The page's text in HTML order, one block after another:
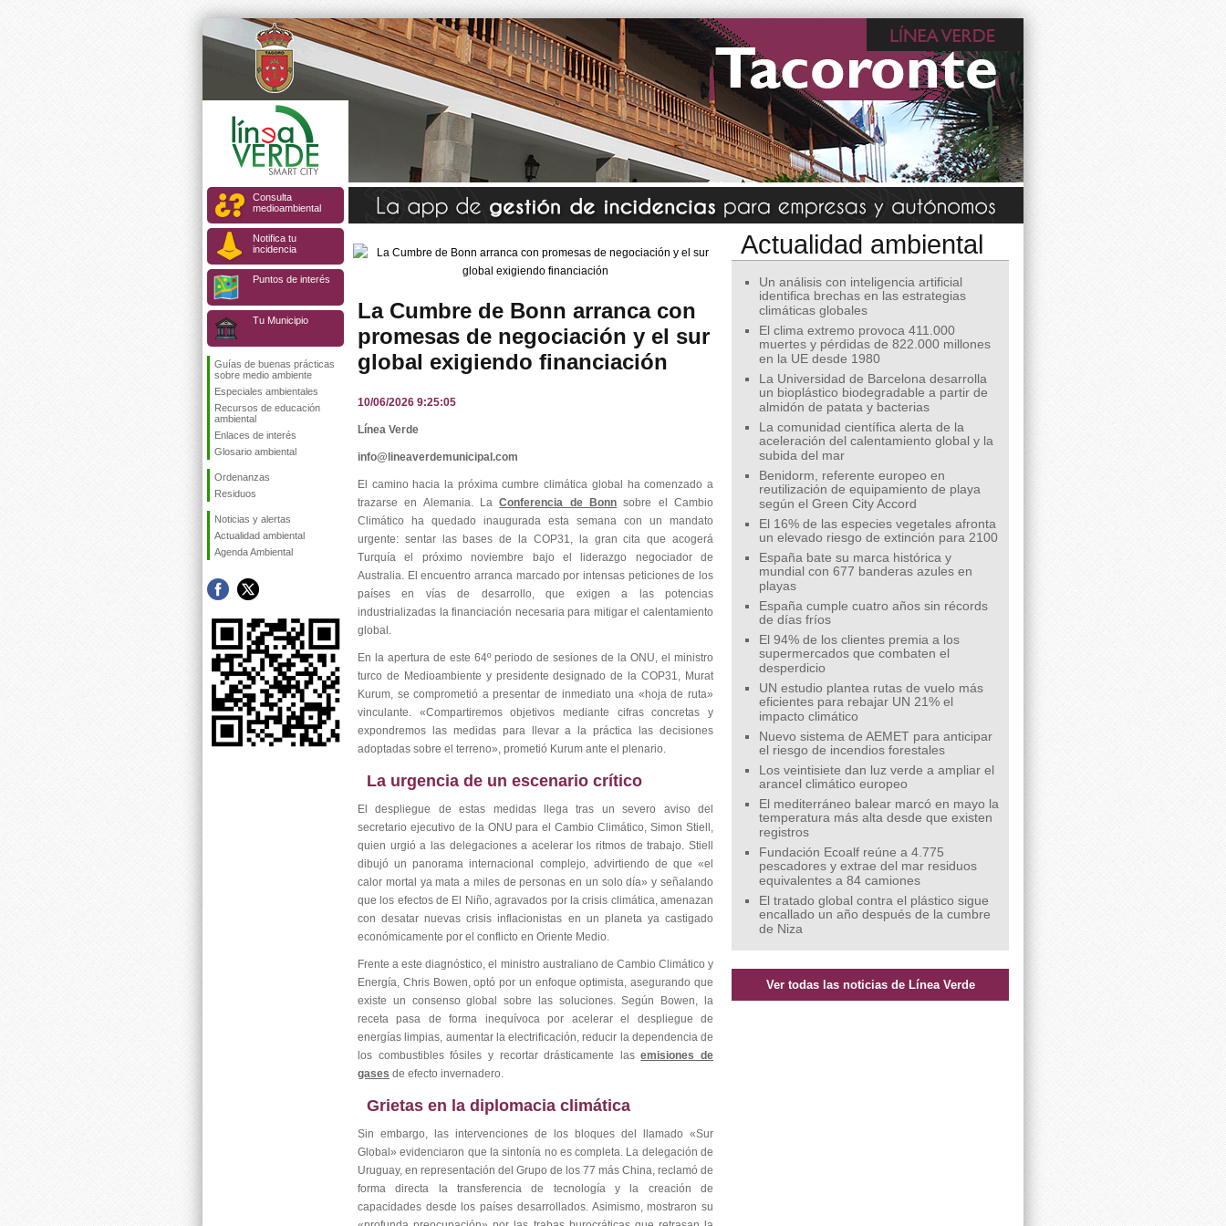
Consulta
medioambiental
Notifica tu
incidencia
Puntos de interés
Tu Municipio
Guías de buenas prácticas
sobre medio ambiente
Especiales ambientales
Recursos de educación
ambiental
Enlaces de interés
Glosario ambiental
Ordenanzas
Residuos
Noticias y alertas
Actualidad ambiental
Agenda Ambiental
La Cumbre de Bonn arranca con
promesas de negociación y el sur
global exigiendo financiación
10/06/2026 9:25:05
Línea Verde
info@lineaverdemunicipal.com
El camino hacia la próxima cumbre climática global ha comenzado a
trazarse en Alemania. LaConferencia de Bonn sobre el Cambio
Climático ha quedado inaugurada esta semana con un mandato
urgente: sentar las bases de la COP31, la gran cita que acogerá
Turquía el próximo noviembre bajo el liderazgo negociador de
Australia. El encuentro arranca marcado por intensas peticiones de los
países en vías de desarrollo, que exigen a las potencias
industrializadas la financiación necesaria para mitigar el calentamiento
global.
En la apertura de este 64º periodo de sesiones de la ONU, el ministro
turco de Medioambiente y presidente designado de la COP31, Murat
Kurum, se comprometió a presentar de inmediato una «hoja de ruta»
vinculante. «Compartiremos objetivos mediante cifras concretas y
expondremos las medidas para llevar a la práctica las decisiones
adoptadas sobre el terreno», prometió Kurum ante el plenario.
La urgencia de un escenario crítico
El despliegue de estas medidas llega tras un severo aviso del
secretario ejecutivo de la ONU para el Cambio Climático, Simon Stiell,
quien urgió a las delegaciones a acelerar los ritmos de trabajo. Stiell
dibujó un panorama internacional complejo, advirtiendo de que «el
calor mortal ya mata a miles de personas en un solo día» y señalando
que los efectos de El Niño, agravados por la crisis climática, amenazan
con desatar nuevas crisis inflacionistas en un planeta ya castigado
económicamente por el conflicto en Oriente Medio.
Frente a este diagnóstico, el ministro australiano de Cambio Climático y
Energía, Chris Bowen, optó por un enfoque optimista, asegurando que
existe un consenso global sobre las soluciones. Según Bowen, la
receta pasa de forma inequívoca por acelerar el despliegue de
energías limpias, aumentar la electrificación, reducir la dependencia de
los combustibles fósiles y recortar drásticamente lasemisiones de
gases de efecto invernadero.
Grietas en la diplomacia climática
Sin embargo, las intervenciones de los bloques del llamado «Sur
Global» evidenciaron que la sintonía no es completa. La delegación de
Uruguay, en representación del Grupo de los 77 más China, reclamó de
forma directa la transferencia de tecnología y la creación de
capacidades desde los países desarrollados. Asimismo, mostraron su
Actualidad ambiental
Un análisis con inteligencia artificial
identifica brechas en las estrategias
climáticas globales
El clima extremo provoca 411.000
muertes y pérdidas de 822.000 millones
en la UE desde 1980
La Universidad de Barcelona desarrolla
un bioplástico biodegradable a partir de
almidón de patata y bacterias
La comunidad científica alerta de la
aceleración del calentamiento global y la
subida del mar
Benidorm, referente europeo en
reutilización de equipamiento de playa
según el Green City Accord
El 16% de las especies vegetales afronta
un elevado riesgo de extinción para 2100
España bate su marca histórica y
mundial con 677 banderas azules en
playas
España cumple cuatro años sin récords
de días fríos
El 94% de los clientes premia a los
supermercados que combaten el
desperdicio
UN estudio plantea rutas de vuelo más
eficientes para rebajar UN 21% el
impacto climático
Nuevo sistema de AEMET para anticipar
el riesgo de incendios forestales
Los veintisiete dan luz verde a ampliar el
arancel climático europeo
El mediterráneo balear marcó en mayo la
temperatura más alta desde que existen
registros
Fundación Ecoalf reúne a 4.775
pescadores y extrae del mar residuos
equivalentes a 84 camiones
El tratado global contra el plástico sigue
encallado un año después de la cumbre
de Niza
Ver todas las noticias de Línea Verde